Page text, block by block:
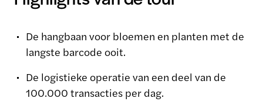
De hangbaan voor bloemen en planten met de
langste barcode ooit.
De logistieke operatie van een deel van de
100.000 transacties per dag.